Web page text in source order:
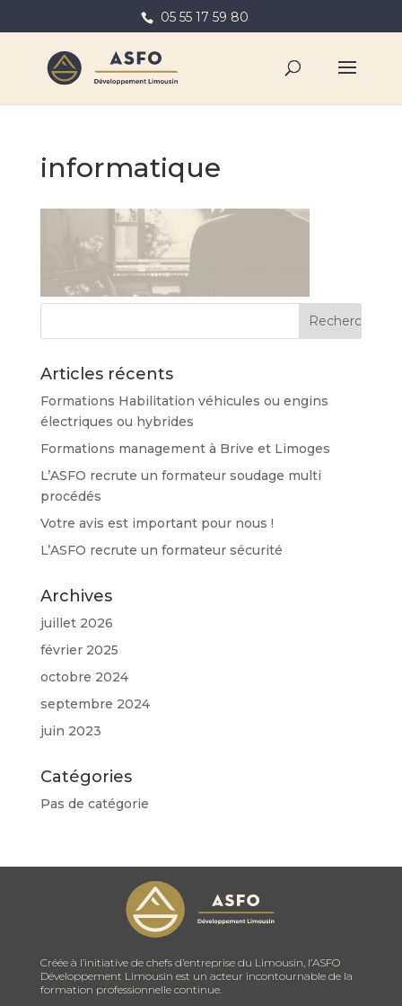
05 55 17 59 80
informatique
Articles récents
Formations Habilitation véhicules ou engins
électriques ou hybrides
Formations management à Brive et Limoges
L’ASFO recrute un formateur soudage multi
procédés
Votre avis est important pour nous !
L’ASFO recrute un formateur sécurité
Archives
juillet 2026
février 2025
octobre 2024
septembre 2024
juin 2023
Catégories
Pas de catégorie
Créée à l’initiative de chefs d’entreprise du Limousin, l’ASFO
Développement Limousin est un acteur incontournable de la
formation professionnelle continue.